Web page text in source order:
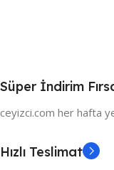
Süper İndirim
ceyizci.com her hafta
Hızlı Teslimat